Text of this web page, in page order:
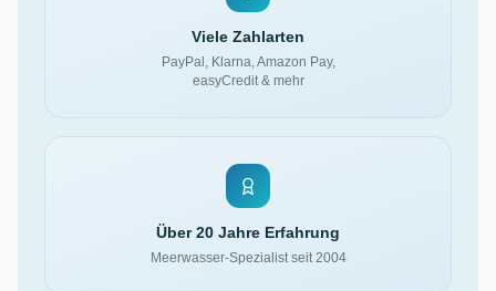
Viele Zahlarten
PayPal, Klarna, Amazon Pay,
easyCredit & mehr
Über 20 Jahre Erfahrung
Meerwasser-Spezialist seit 2004